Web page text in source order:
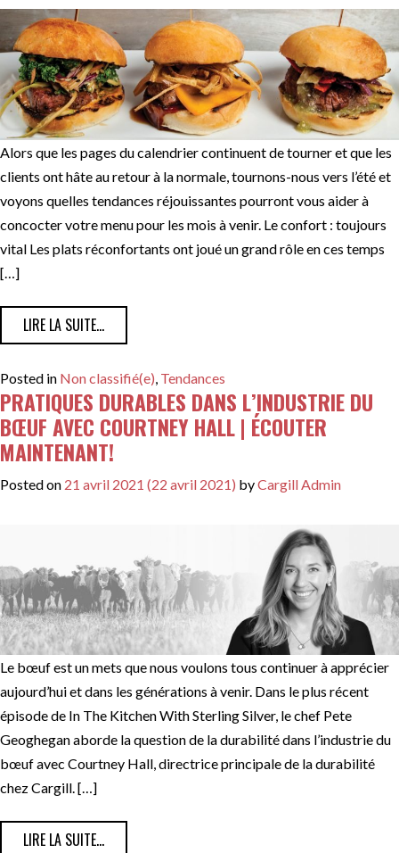
Alors que les pages du calendrier continuent de tourner et que les
clients ont hâte au retour à la normale, tournons-nous vers l’été et
voyons quelles tendances réjouissantes pourront vous aider à
concocter votre menu pour les mois à venir. Le confort : toujours
vital Les plats réconfortants ont joué un grand rôle en ces temps
[…]
LIRE LA SUITE…
Posted in Non classifié(e) Tendances
PRATIQUES DURABLES DANS L’INDUSTRIE DU
BŒUF AVEC COURTNEY HALL | ÉCOUTER
MAINTENANT!
Posted on 21 avril 2021 (22 avril 2021) byCargill Admin
Le bœuf est un mets que nous voulons tous continuer à apprécier
aujourd’hui et dans les générations à venir. Dans le plus récent
épisode de In The Kitchen With Sterling Silver, le chef Pete
Geoghegan aborde la question de la durabilité dans l’industrie du
bœuf avec Courtney Hall, directrice principale de la durabilité
chez Cargill. […]
LIRE LA SUITE…FROM PRATIQUES DURABLES DANS L’INDUSTRIE DU